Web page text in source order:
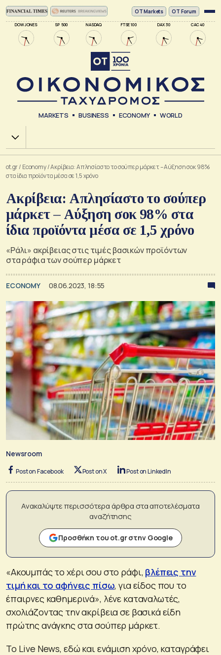
DOW JONES SP 500 NASDAQ FTSE 100 DAX 30 CAC 40
ΟΤ Markets OT Forum
MARKETS BUSINESS ECONOMY WORLD
Χ.Α.
ot.gr/ Economy/Ακρίβεια: Απλησίαστο το σούπερ μάρκετ – Αύξηση σοκ 98%
στα ίδια προϊόντα μέσα σε 1,5 χρόνο
Ακρίβεια: Απλησίαστο το σούπερ
μάρκετ – Αύξηση σοκ 98% στα
ίδια προϊόντα μέσα σε 1,5 χρόνο
«Ράλι» ακρίβειας στις τιμές βασικών προϊόντων
στα ράφια των σούπερ μάρκετ
ECONOMY 08.06.2023, 18:55
Newsroom
Post on Facebook Post on X Post on LinkedIn
Ανακαλύψτε περισσότερα άρθρα στα αποτελέσματα
αναζήτησης
Προσθήκη του ot.gr στην Google
«Ακουμπάς το χέρι σου στο ράφι, βλέπεις την
τιμή και το αφήνεις πίσω, για είδος που το
έπαιρνες καθημερινά», λένε καταναλωτές,
σχολιάζοντας την ακρίβεια σε βασικά είδη
πρώτης ανάγκης στα σούπερ μάρκετ.
Το Live News, εδώ και ενάμιση χρόνο, καταγράφει